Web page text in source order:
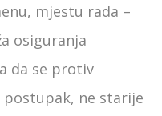
mjestu rada –
osiguranja
da se protiv
postupak, ne starije